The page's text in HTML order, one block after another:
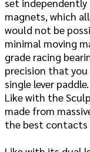
magnets, which
would not be
minimal moving
grade racing
precision that
single lever paddle.
Like with the
made from
the best contacts